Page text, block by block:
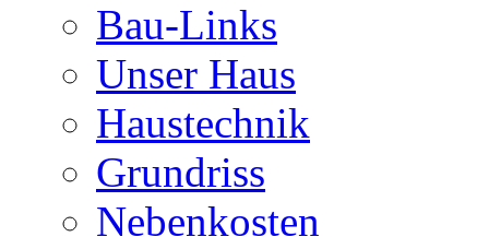
Bau-Links
Unser Haus
Haustechnik
Grundriss
Nebenkosten